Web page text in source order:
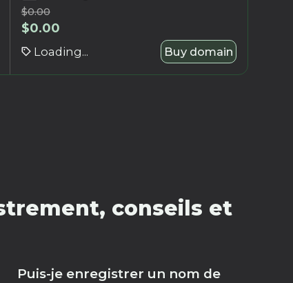
$0.00
$0.00
Loading... Buy domain
conseils et
Puis-je enregistrer un nom de